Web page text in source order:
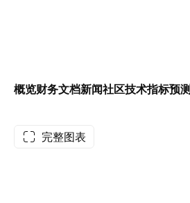
概览财务文档新闻社区技术指标预测
完整图表